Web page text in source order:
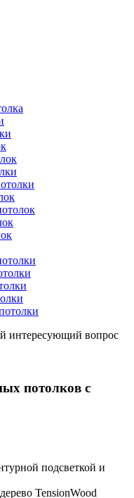
интересующий вопрос
потолков с
подсветкой и
TensionWood